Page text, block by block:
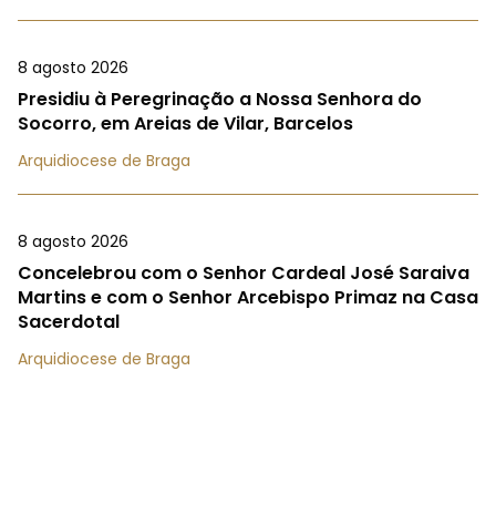
8 agosto 2026
Presidiu à Peregrinação a Nossa Senhora do
Socorro, em Areias de Vilar, Barcelos
Arquidiocese de Braga
8 agosto 2026
Concelebrou com o Senhor Cardeal José Saraiva
Martins e com o Senhor Arcebispo Primaz na Casa
Sacerdotal
Arquidiocese de Braga